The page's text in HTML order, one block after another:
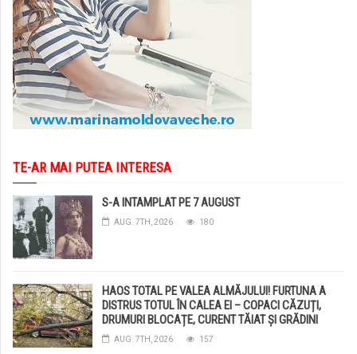
TE-AR MAI PUTEA INTERESA
S-A INTAMPLAT PE 7 AUGUST
AUG. 7TH, 2026 180
HAOS TOTAL PE VALEA ALMĂJULUI! FURTUNA A
DISTRUS TOTUL ÎN CALEA EI – COPACI CĂZUȚI,
DRUMURI BLOCAȚE, CURENT TĂIAT ȘI GRĂDINI
DISTRUSE DE GRINDINĂ!
AUG. 7TH, 2026 157